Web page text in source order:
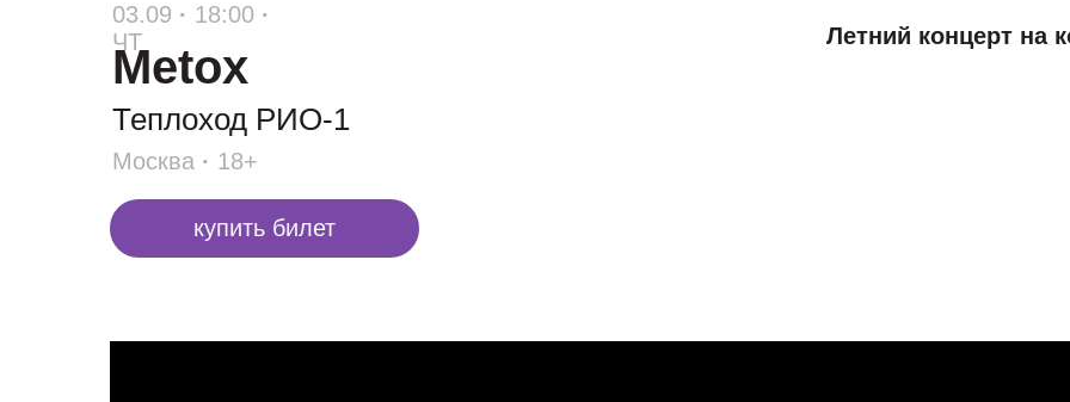
Москва · 18+
Metox
Теплоход РИО-1
Летний концерт на
03.09 · 18:00 ·
ЧТ
купить билет